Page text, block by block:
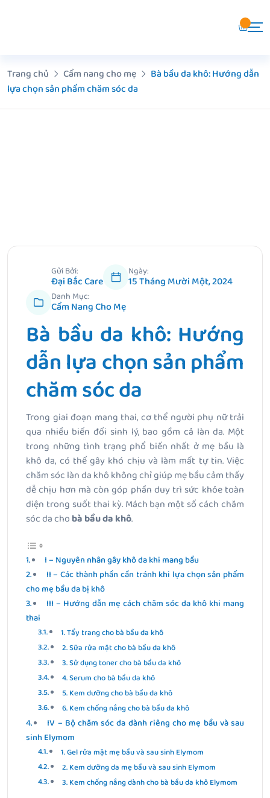
Trang chủ
Cẩm nang cho mẹ
Bà bầu da khô: Hướng dẫn
lựa chọn sản phẩm chăm sóc da
Gửi Bởi:
Đại Bắc Care
Ngày:
15 Tháng Mười Một, 2024
Danh Mục:
Cẩm Nang Cho Mẹ
Bà bầu da khô: Hướng
dẫn lựa chọn sản phẩm
chăm sóc da
Trong giai đoạn mang thai, cơ thể người phụ nữ trải
qua nhiều biến đổi sinh lý, bao gồm cả làn da. Một
trong những tình trạng phổ biến nhất ở mẹ bầu là
khô da, có thể gây khó chịu và làm mất tự tin. Việc
chăm sóc làn da khô không chỉ giúp mẹ bầu cảm thấy
dễ chịu hơn mà còn góp phần duy trì sức khỏe toàn
diện trong suốt thai kỳ. Mách bạn một số cách chăm
sóc da cho bà bầu da khô.
I – Nguyên nhân gây khô da khi mang bầu
II – Các thành phần cần tránh khi lựa chọn sản phẩm
cho mẹ bầu da bị khô
III – Hướng dẫn mẹ cách chăm sóc da khô khi mang
thai
1. Tẩy trang cho bà bầu da khô
2. Sữa rửa mặt cho bà bầu da khô
3. Sử dụng toner cho bà bầu da khô
4. Serum cho bà bầu da khô
5. Kem dưỡng cho bà bầu da khô
6. Kem chống nắng cho bà bầu da khô
IV – Bộ chăm sóc da dành riêng cho mẹ bầu và sau
sinh Elymom
1. Gel rửa mặt mẹ bầu và sau sinh Elymom
2. Kem dưỡng da mẹ bầu và sau sinh Elymom
3. Kem chống nắng dành cho bà bầu da khô Elymom